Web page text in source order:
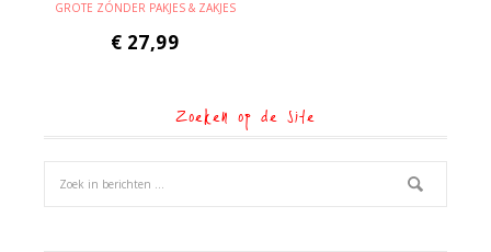
GROTE ZÓNDER PAKJES & ZAKJES
€ 27,99
Zoeken op de site